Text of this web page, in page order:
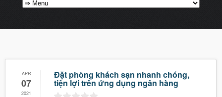
APR
07
2021
Đặt phòng khách sạn nhanh chóng,
tiện lợi trên ứng dụng ngân hàng